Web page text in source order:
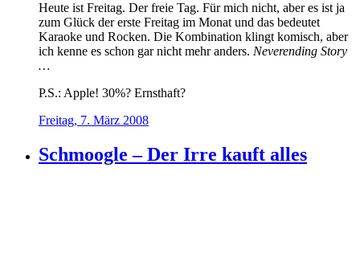
Heute ist Freitag. Der freie Tag. Für mich nicht, aber es ist ja
zum Glück der erste Freitag im Monat und das bedeutet
Karaoke und Rocken. Die Kombination klingt komisch, aber
ich kenne es schon gar nicht mehr anders. Neverending Story
…
P.S.: Apple! 30%? Ernsthaft?
Freitag, 7. März 2008
Schmoogle – Der Irre kauft alles